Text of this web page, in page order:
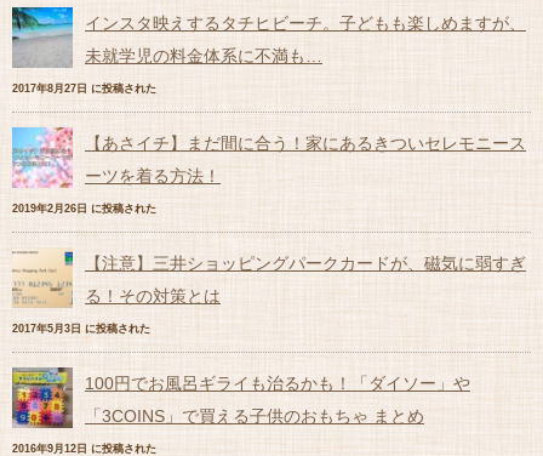
インスタ映えするタチヒビーチ。子どもも楽しめますが、
未就学児の料金体系に不満も…
2017年8月27日 に投稿された
【あさイチ】まだ間に合う！家にあるきついセレモニース
ーツを着る方法！
2019年2月26日 に投稿された
【注意】三井ショッピングパークカードが、磁気に弱すぎ
る！その対策とは
2017年5月3日 に投稿された
100円でお風呂ギライも治るかも！「ダイソー」や
「3COINS」で買える子供のおもちゃ まとめ
2016年9月12日 に投稿された